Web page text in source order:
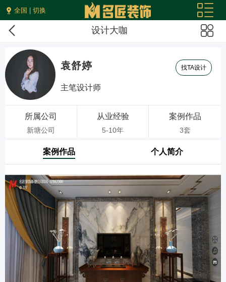
全国 | 切换
设计大咖
袁舒婷
主笔设计师
找TA设计
所属公司
新塘公司
从业经验
5-10年
案例作品
3套
案例作品 个人简介